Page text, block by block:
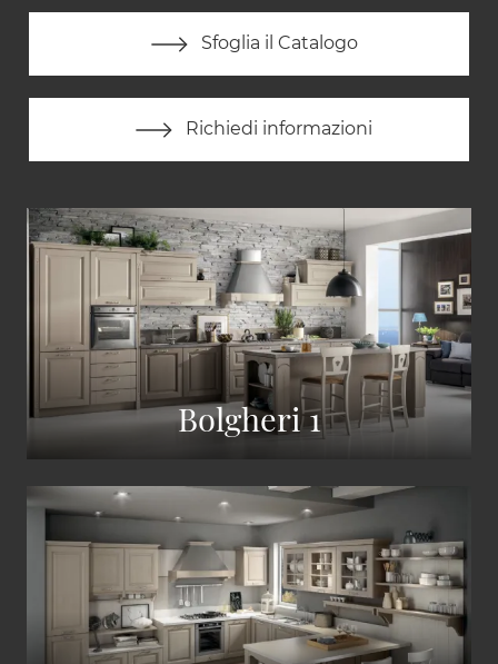
Bolgheri 1
Sfoglia il Catalogo
Richiedi informazioni